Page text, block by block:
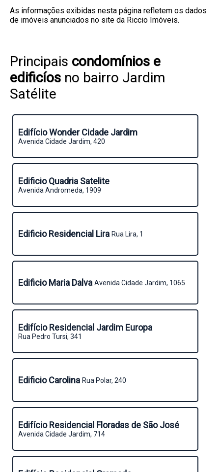
As informações exibidas nesta página refletem os dados
de imóveis anunciados no site da Riccio Imóveis.
Principais condomínios e
edificíos no bairro Jardim
Satélite
Edifício Wonder Cidade Jardim
Avenida Cidade Jardim, 420
Edificio Quadria Satelite
Avenida Andromeda, 1909
Edificio Residencial Lira Rua Lira, 1
Edificio Maria Dalva Avenida Cidade Jardim, 1065
Edifício Residencial Jardim Europa
Rua Pedro Tursi, 341
Edificio Carolina Rua Polar, 240
Edifício Residencial Floradas de São José
Avenida Cidade Jardim, 714